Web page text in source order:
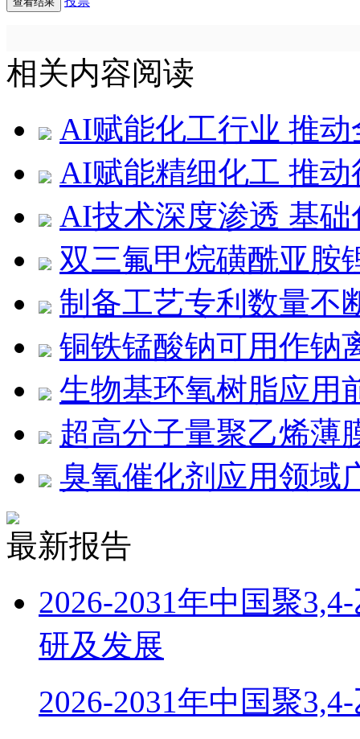
相关内容阅读
AI赋能化工行业 推
AI赋能精细化工 推
AI技术深度渗透 基
双三氟甲烷磺酰亚胺
制备工艺专利数量不
铜铁锰酸钠可用作钠
生物基环氧树脂应用
超高分子量聚乙烯薄
臭氧催化剂应用领域
最新报告
2026-2031年中国聚
研及发展
2026-2031年中国聚